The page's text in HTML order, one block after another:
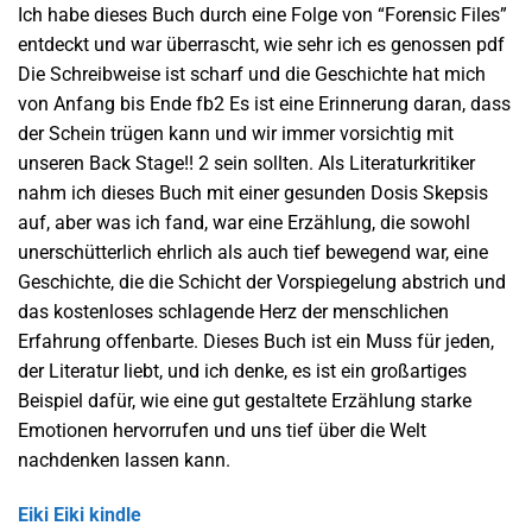
Ich habe dieses Buch durch eine Folge von “Forensic Files”
entdeckt und war überrascht, wie sehr ich es genossen pdf
Die Schreibweise ist scharf und die Geschichte hat mich
von Anfang bis Ende fb2 Es ist eine Erinnerung daran, dass
der Schein trügen kann und wir immer vorsichtig mit
unseren Back Stage!! 2 sein sollten. Als Literaturkritiker
nahm ich dieses Buch mit einer gesunden Dosis Skepsis
auf, aber was ich fand, war eine Erzählung, die sowohl
unerschütterlich ehrlich als auch tief bewegend war, eine
Geschichte, die die Schicht der Vorspiegelung abstrich und
das kostenloses schlagende Herz der menschlichen
Erfahrung offenbarte. Dieses Buch ist ein Muss für jeden,
der Literatur liebt, und ich denke, es ist ein großartiges
Beispiel dafür, wie eine gut gestaltete Erzählung starke
Emotionen hervorrufen und uns tief über die Welt
nachdenken lassen kann.
Eiki Eiki kindle